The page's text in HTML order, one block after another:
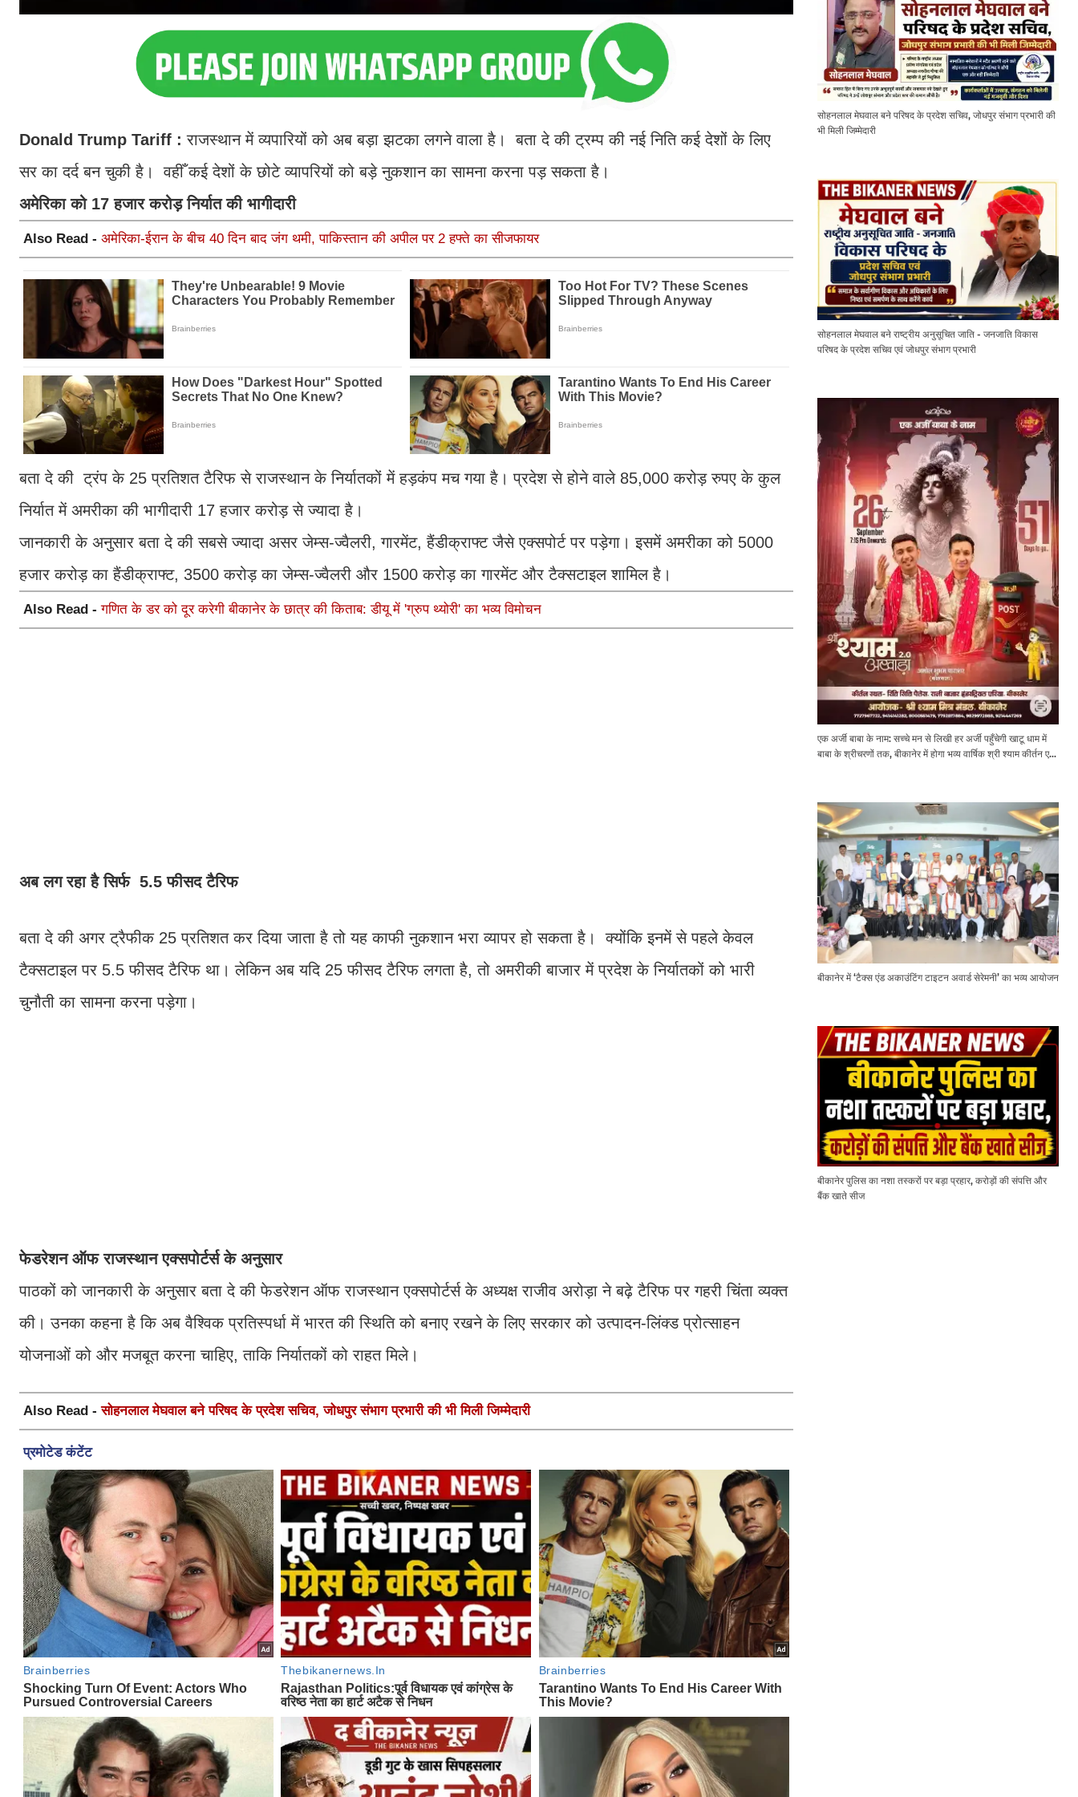
Donald Trump Tariff : राजस्थान में व्यपारियों को अब बड़ा झटका लगने वाला है। बता दे की ट्रम्प की नई निति कई देशों के लिए
सर का दर्द बन चुकी है। वहीँ कई देशों के छोटे व्यापरियों को बड़े नुकशान का सामना करना पड़ सकता है।
अमेरिका को 17 हजार करोड़ निर्यात की भागीदारी
Also Read - अमेरिका-ईरान के बीच 40 दिन बाद जंग थमी, पाकिस्तान की अपील पर 2 हफ्ते का सीजफायर
बता दे की ट्रंप के 25 प्रतिशत टैरिफ से राजस्थान के निर्यातकों में हड़कंप मच गया है। प्रदेश से होने वाले 85,000 करोड़ रुपए के कुल
निर्यात में अमरीका की भागीदारी 17 हजार करोड़ से ज्यादा है।
जानकारी के अनुसार बता दे की सबसे ज्यादा असर जेम्स-ज्वैलरी, गारमेंट, हैंडीक्राफ्ट जैसे एक्सपोर्ट पर पड़ेगा। इसमें अमरीका को 5000
हजार करोड़ का हैंडीक्राफ्ट, 3500 करोड़ का जेम्स-ज्वैलरी और 1500 करोड़ का गारमेंट और टैक्सटाइल शामिल है।
Also Read -गणित के डर को दूर करेगी बीकानेर के छात्र की किताब: डीयू में 'ग्रुप थ्योरी' का भव्य विमोचन
अब लग रहा है सिर्फ 5.5 फीसद टैरिफ
बता दे की अगर ट्रैफीक 25 प्रतिशत कर दिया जाता है तो यह काफी नुकशान भरा व्यापर हो सकता है। क्योंकि इनमें से पहले केवल
टैक्सटाइल पर 5.5 फीसद टैरिफ था। लेकिन अब यदि 25 फीसद टैरिफ लगता है, तो अमरीकी बाजार में प्रदेश के निर्यातकों को भारी
चुनौती का सामना करना पड़ेगा।
फेडरेशन ऑफ राजस्थान एक्सपोर्टर्स के अनुसार
पाठकों को जानकारी के अनुसार बता दे की फेडरेशन ऑफ राजस्थान एक्सपोर्टर्स के अध्यक्ष राजीव अरोड़ा ने बढ़े टैरिफ पर गहरी चिंता व्यक्त
की। उनका कहना है कि अब वैश्विक प्रतिस्पर्धा में भारत की स्थिति को बनाए रखने के लिए सरकार को उत्पादन-लिंक्ड प्रोत्साहन
योजनाओं को और मजबूत करना चाहिए, ताकि निर्यातकों को राहत मिले।
Also Read -सोहनलाल मेघवाल बने परिषद के प्रदेश सचिव, जोधपुर संभाग प्रभारी की भी मिली जिम्मेदारी
सोहनलाल मेघवाल बने परिषद के प्रदेश सचिव, जोधपुर संभाग प्रभारी की
भी मिली जिम्मेदारी
सोहनलाल मेघवाल बने राष्ट्रीय अनुसूचित जाति - जनजाति विकास
परिषद के प्रदेश सचिव एवं जोधपुर संभाग प्रभारी
एक अर्जी बाबा के नाम: सच्चे मन से लिखी हर अर्जी पहुँचेगी खाटू धाम में
बाबा के श्रीचरणों तक, बीकानेर में होगा भव्य वार्षिक श्री श्याम कीर्तन एवं
बीकानेर में ‘टैक्स एंड अकाउंटिंग टाइटन अवार्ड सेरेमनी’ का भव्य आयोजन
बीकानेर पुलिस का नशा तस्करों पर बड़ा प्रहार, करोड़ों की संपत्ति और
बैंक खाते सीज